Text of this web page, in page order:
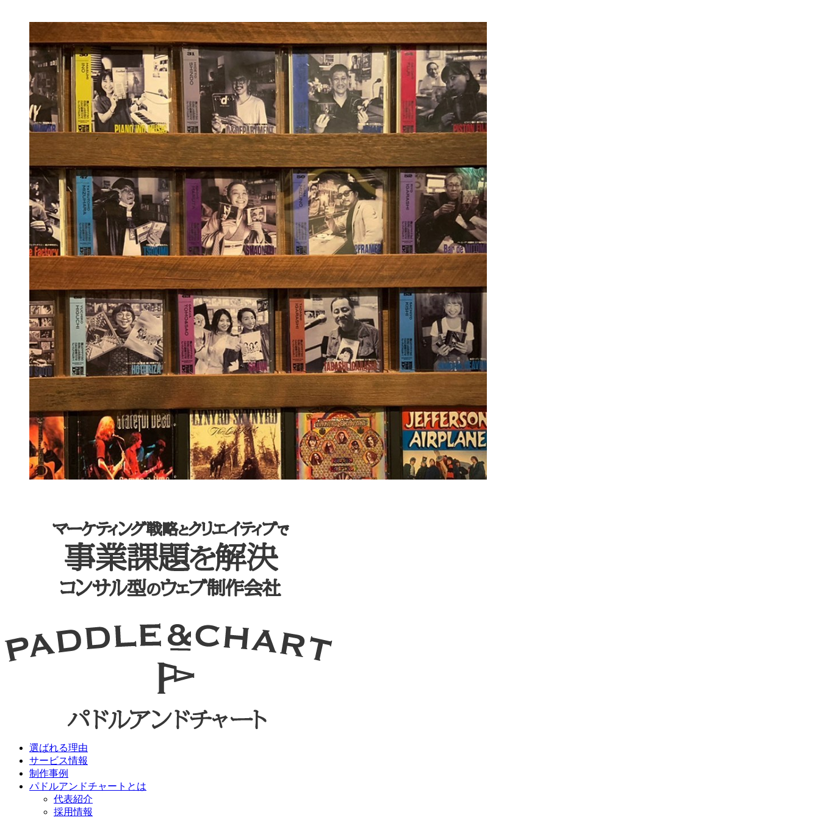
選ばれる理由
サービス情報
制作事例
パドルアンドチャートとは
代表紹介
採用情報